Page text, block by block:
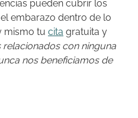
pueden cubrir los
embarazo dentro de lo
mismo tu cita gratuita y
relacionados con ninguna
nos beneficiamos de